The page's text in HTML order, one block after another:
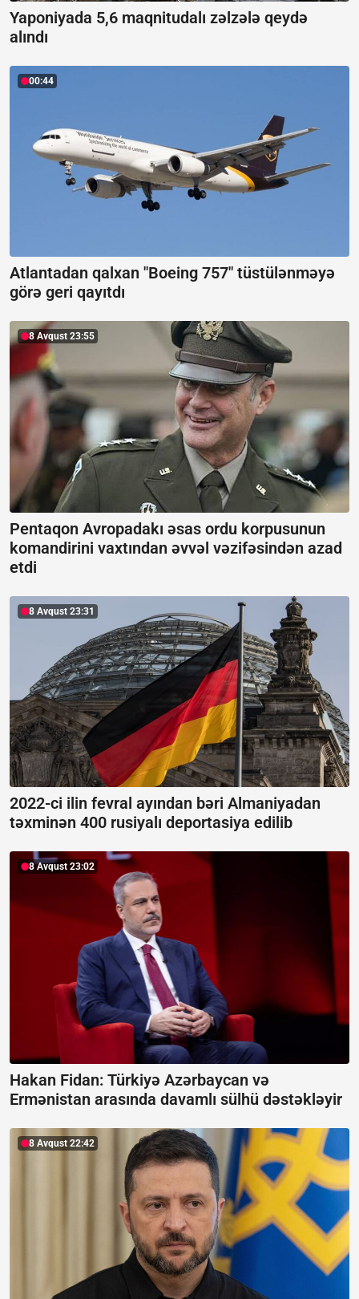
Yaponiyada 5,6 maqnitudalı zəlzələ qeydə
alındı
00:44
Atlantadan qalxan "Boeing 757" tüstülənməyə
görə geri qayıtdı
8 Avqust 23:55
Pentaqon Avropadakı əsas ordu korpusunun
komandirini vaxtından əvvəl vəzifəsindən azad
etdi
8 Avqust 23:31
2022-ci ilin fevral ayından bəri Almaniyadan
təxminən 400 rusiyalı deportasiya edilib
8 Avqust 23:02
Hakan Fidan: Türkiyə Azərbaycan və
Ermənistan arasında davamlı sülhü dəstəkləyir
8 Avqust 22:42